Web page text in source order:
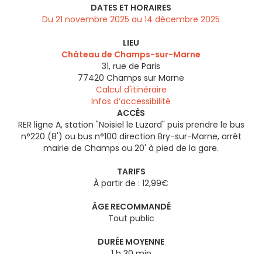
DATES ET HORAIRES
Du 21 novembre 2025 au 14 décembre 2025
LIEU
Château de Champs-sur-Marne
31, rue de Paris
77420 Champs sur Marne
Calcul d'itinéraire
Infos d’accessibilité
ACCÈS
RER ligne A, station "Noisiel le Luzard" puis prendre le bus
n°220 (8') ou bus n°100 direction Bry-sur-Marne, arrêt
mairie de Champs ou 20' à pied de la gare.
TARIFS
À partir de : 12,99€
ÂGE RECOMMANDÉ
Tout public
DURÉE MOYENNE